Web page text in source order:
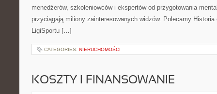
menedżerów, szkoleniowców i ekspertów od przygotowania
przyciągają miliony zainteresowanych widzów. Polecamy
LigiSportu […]
CATEGORIES: NIERUCHOMOŚCI
KOSZTY I FINANSOWANIE